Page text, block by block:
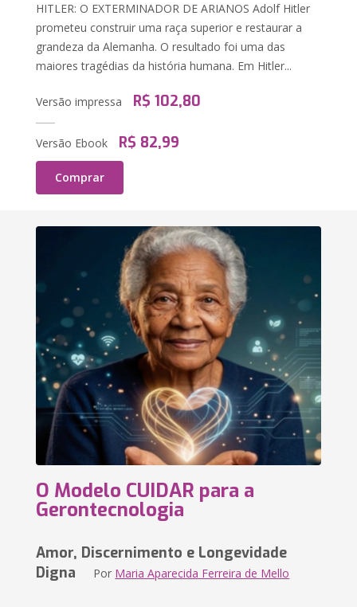
HITLER: O EXTERMINADOR DE ARIANOS Adolf Hitler
prometeu construir uma raça superior e restaurar a
grandeza da Alemanha. O resultado foi uma das
maiores tragédias da história humana. Em Hitler...
Versão impressa R$ 102,80
Versão Ebook R$ 82,99
Comprar
O Modelo CUIDAR para a
Gerontecnologia
Amor, Discernimento e Longevidade
Digna Por Maria Aparecida Ferreira de Mello